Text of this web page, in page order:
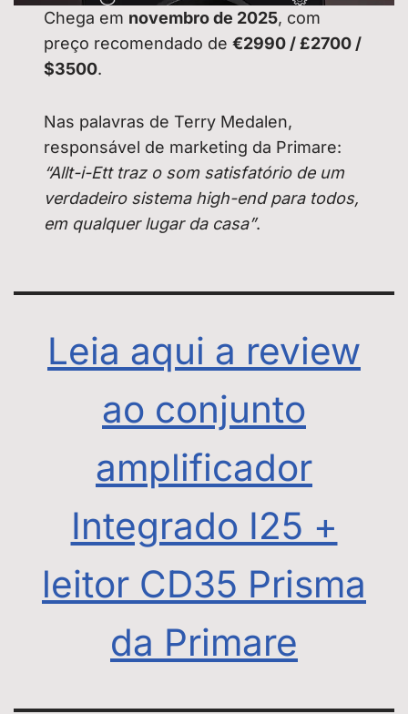
Chega em novembro de 2025, com
preço recomendado de€2990 / £2700 /
$3500.
Nas palavras de Terry Medalen,
responsável de marketing da Primare:
“Allt-i-Ett traz o som satisfatório de um
verdadeiro sistema high-end para todos,
em qualquer lugar da casa”.
Leia aqui a review
ao conjunto
amplificador
Integrado I25 +
leitor CD35 Prisma
da Primare